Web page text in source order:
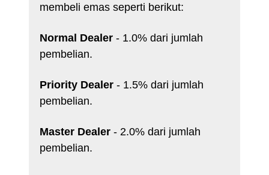
membeli emas seperti berikut:
Normal Dealer - 1.0% dari jumlah
pembelian.
Priority Dealer - 1.5% dari jumlah
pembelian.
Master Dealer - 2.0% dari jumlah
pembelian.